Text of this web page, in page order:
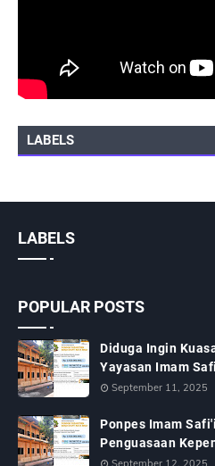
LABELS
LABELS
POPULAR POSTS
Diduga Ingin
Yayasan Imam
September 11, 2025
Ponpes Imam
Penguasaan